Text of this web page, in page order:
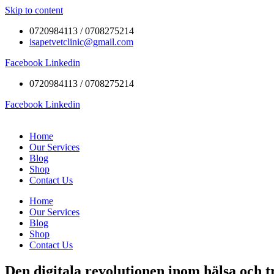
Skip to content
0720984113 / 0708275214
isapetvetclinic@gmail.com
Facebook Linkedin
0720984113 / 0708275214
Facebook Linkedin
Home
Our Services
Blog
Shop
Contact Us
Home
Our Services
Blog
Shop
Contact Us